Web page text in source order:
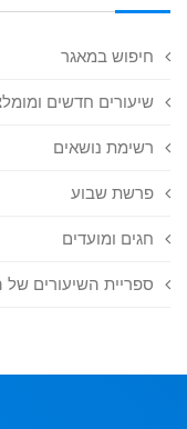
חיפוש במאגר
שיעורים חדשים
רשימת נושאים
פרשת שבוע
חגים ומועדים
ספריית השיעורים של